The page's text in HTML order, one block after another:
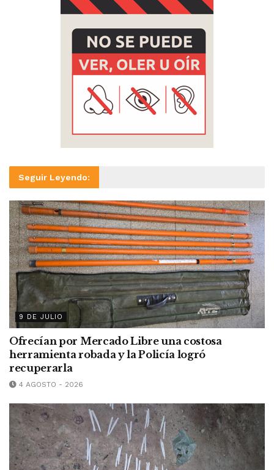
Seguir Leyendo:
9 DE JULIO
Ofrecían por Mercado Libre una costosa
herramienta robada y la Policía logró
recuperarla
4 AGOSTO - 2026